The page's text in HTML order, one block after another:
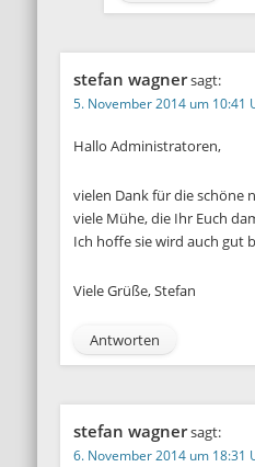
stefan wagnersagt:
5. November 2014 um 10:41
Hallo Administratoren,
vielen Dank für die schöne
viele Mühe, die Ihr Euch
Ich hoffe sie wird auch gut
Viele Grüße, Stefan
Antworten
stefan wagnersagt:
6. November 2014 um 18:31